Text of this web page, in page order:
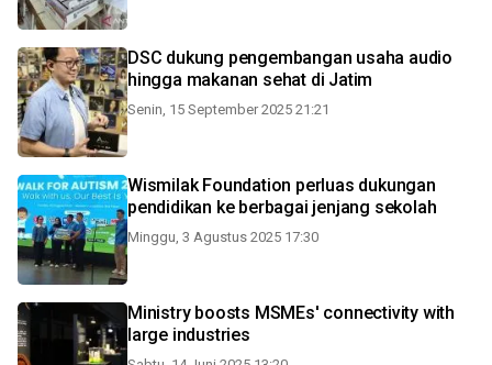
DSC dukung pengembangan usaha audio
hingga makanan sehat di Jatim
Senin, 15 September 2025 21:21
Wismilak Foundation perluas dukungan
pendidikan ke berbagai jenjang sekolah
Minggu, 3 Agustus 2025 17:30
Ministry boosts MSMEs' connectivity with
large industries